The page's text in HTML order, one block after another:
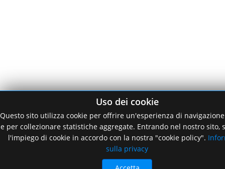
Uso dei cookie
Questo sito utilizza cookie per offrire un'esperienza di
e per collezionare statistiche aggregate. Entrando nel nostro sito,
l'impiego di cookie in accordo con la nostra "cookie policy".
sulla privacy